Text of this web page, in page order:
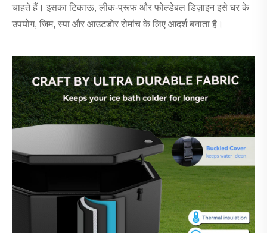
चाहते हैं। इसका टिकाऊ, लीक-प्रूफ और फोल्डेबल डिज़ाइन इसे घर के
उपयोग, जिम, स्पा और आउटडोर रोमांच के लिए आदर्श बनाता है।